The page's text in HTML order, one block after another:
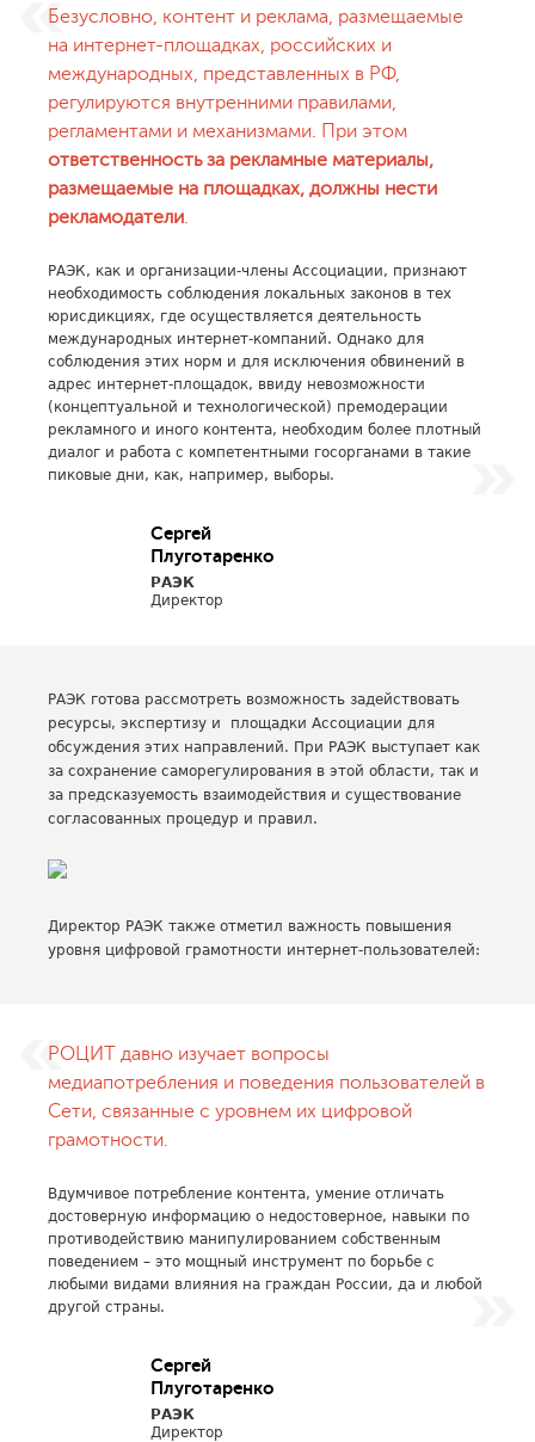
Безусловно, контент и реклама, размещаемые
на интернет-площадках, российских и
международных, представленных в РФ,
регулируются внутренними правилами,
регламентами и механизмами. При этом
ответственность за рекламные материалы,
размещаемые на площадках, должны нести
рекламодатели.
РАЭК, как и организации-члены Ассоциации, признают
необходимость соблюдения локальных законов в тех
юрисдикциях, где осуществляется деятельность
международных интернет-компаний. Однако для
соблюдения этих норм и для исключения обвинений в
адрес интернет-площадок, ввиду невозможности
(концептуальной и технологической) премодерации
рекламного и иного контента, необходим более плотный
диалог и работа с компетентными госорганами в такие
пиковые дни, как, например, выборы.
Сергей
Плуготаренко
РАЭК
Директор
РАЭК готова рассмотреть возможность задействовать
ресурсы, экспертизу и площадки Ассоциации для
обсуждения этих направлений. При РАЭК выступает как
за сохранение саморегулирования в этой области, так и
за предсказуемость взаимодействия и существование
согласованных процедур и правил.
Директор РАЭК также отметил важность повышения
уровня цифровой грамотности интернет-пользователей:
РОЦИТ давно изучает вопросы
медиапотребления и поведения пользователей в
Сети, связанные с уровнем их цифровой
грамотности.
Вдумчивое потребление контента, умение отличать
достоверную информацию о недостоверное, навыки по
противодействию манипулированием собственным
поведением – это мощный инструмент по борьбе с
любыми видами влияния на граждан России, да и любой
другой страны.
Сергей
Плуготаренко
РАЭК
Директор